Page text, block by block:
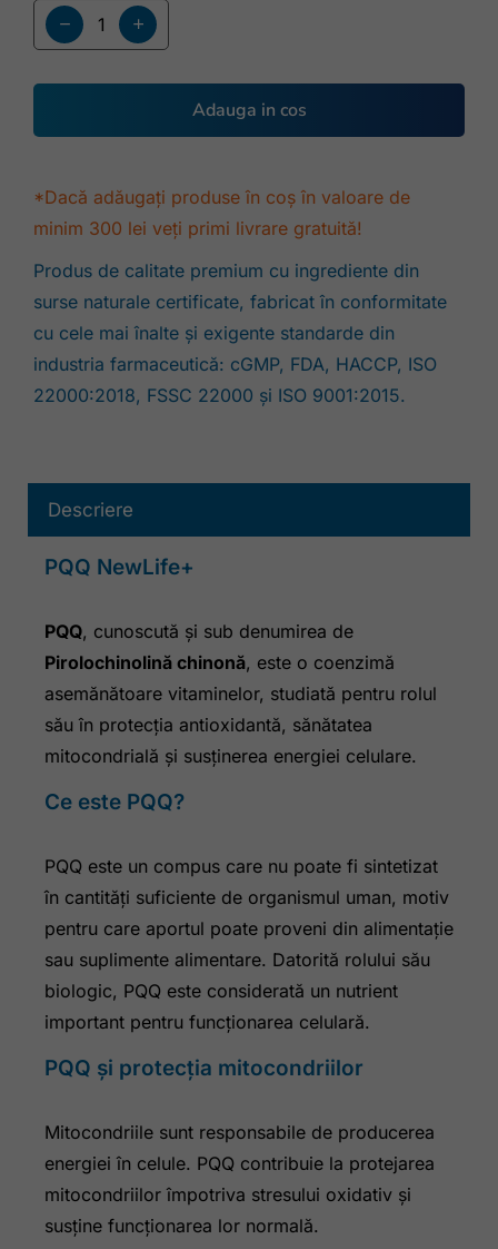
Adauga in cos
*Dacă adăugați produse în coș în valoare de
minim 300 lei veți primi livrare gratuită!
Produs de calitate premium cu ingrediente din
surse naturale certificate, fabricat în conformitate
cu cele mai înalte și exigente standarde din
industria farmaceutică: cGMP, FDA, HACCP, ISO
22000:2018, FSSC 22000 și ISO 9001:2015.
Descriere
PQQ NewLife+
PQQ, cunoscută și sub denumirea de
Pirolochinolină chinonă, este o coenzimă
asemănătoare vitaminelor, studiată pentru rolul
său în protecția antioxidantă, sănătatea
mitocondrială și susținerea energiei celulare.
Ce este PQQ?
PQQ este un compus care nu poate fi sintetizat
în cantități suficiente de organismul uman, motiv
pentru care aportul poate proveni din alimentație
sau suplimente alimentare. Datorită rolului său
biologic, PQQ este considerată un nutrient
important pentru funcționarea celulară.
PQQ și protecția mitocondriilor
Mitocondriile sunt responsabile de producerea
energiei în celule. PQQ contribuie la protejarea
mitocondriilor împotriva stresului oxidativ și
susține funcționarea lor normală.